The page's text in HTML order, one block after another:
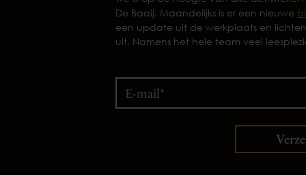
De Baaij. Maandelijks is er een nieuwe
een update uit de werkplaats en
uit. Namens het hele team veel